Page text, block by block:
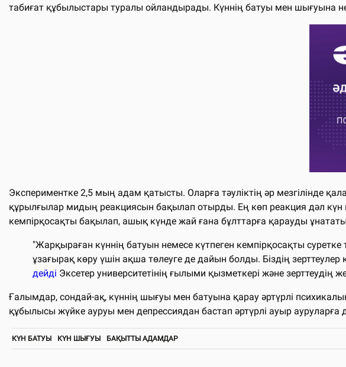
табиғат құбылыстары туралы ойландырады. Күннің батуы мен шығуына
Экспериментке 2,5 мың адам қатысты. Оларға тәуліктің әр мезгілінде
құрылғылар мидың реакциясын бақылап отырды. Ең көп реакция дәл
кемпірқосақты бақылап, ашық күнде жай ғана бұлттарға қарауды
"Жарқыраған күннің батуын немесе күтпеген кемпірқосақты
ұзағырақ көру үшін ақша төлеуге де дайын болды. Біздің
дейді Эксетер университетінің ғылыми қызметкері және зерттеудің
Ғалымдар, сондай-ақ, күннің шығуы мен батуына қарау әртүрлі
құбылысы жүйке ауруы мен депрессиядан бастап әртүрлі ауыр ауруларға
КҮН БАТУЫ КҮН ШЫҒУЫ БАҚЫТТЫ АДАМДАР